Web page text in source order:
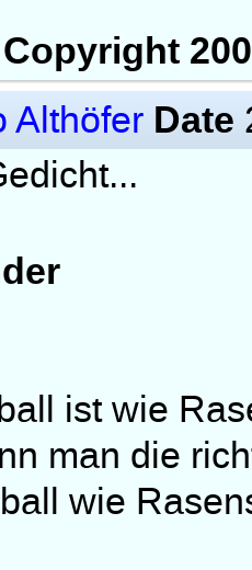
Copyright
Althöfer Date
ist wie
man die
wie